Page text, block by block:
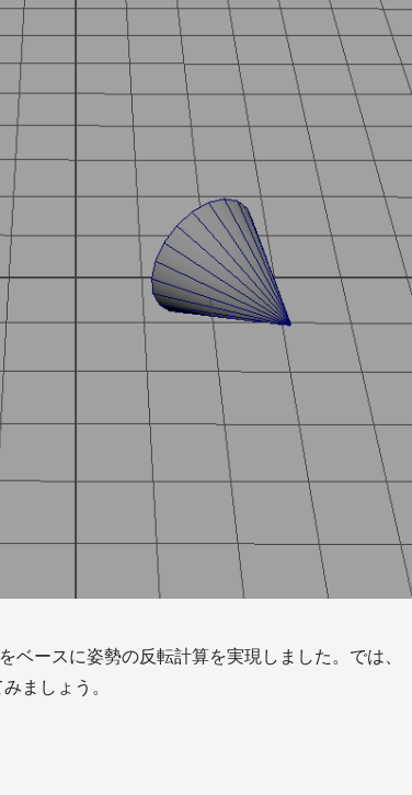
ベースに姿勢の反転計算を実現しました。では、
ましょう。